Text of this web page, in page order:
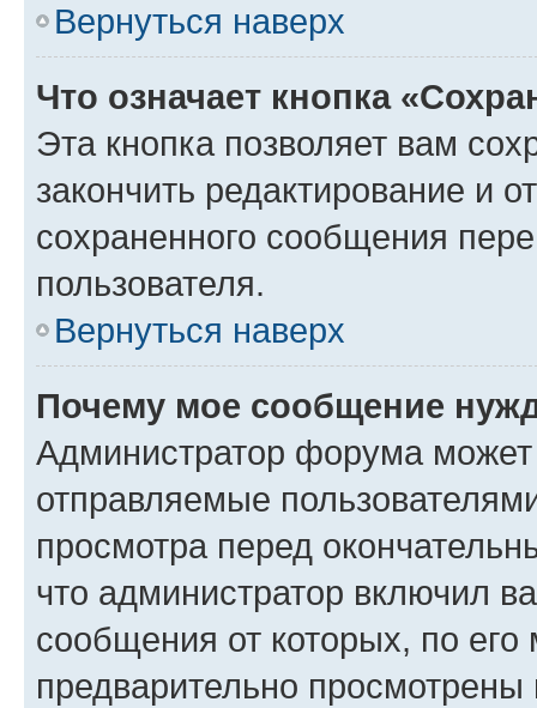
Вернуться наверх
Что означает кнопка
Эта кнопка позволяет вам
закончить редактирование и
сохраненного сообщения
пользователя.
Вернуться наверх
Почему мое сообщение
Администратор форума
отправляемые
просмотра перед
что администратор включил
сообщения от которых, по
предварительно